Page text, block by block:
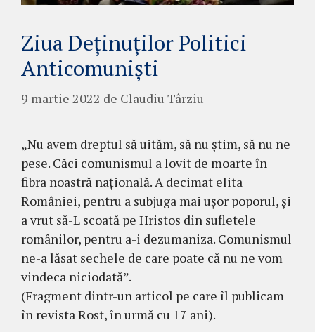
Ziua Deținuților Politici
Anticomunişti
9 martie 2022 de Claudiu Târziu
„Nu avem dreptul să uităm, să nu știm, să nu ne
pese. Căci comunismul a lovit de moarte în
fibra noastră națională. A decimat elita
României, pentru a subjuga mai ușor poporul, și
a vrut să-L scoată pe Hristos din sufletele
românilor, pentru a-i dezumaniza. Comunismul
ne-a lăsat sechele de care poate că nu ne vom
vindeca niciodată”.
(Fragment dintr-un articol pe care îl publicam
în revista Rost, în urmă cu 17 ani).